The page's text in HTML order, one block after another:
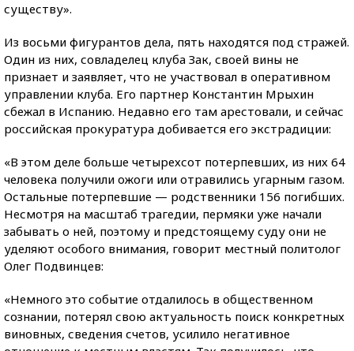
существу».
Из восьми фигурантов дела, пять находятся под стражей.
Один из них, совладелец клуба Зак, своей вины не
признает и заявляет, что не участвовал в оперативном
управлении клуба. Его партнер Константин Мрыхин
сбежал в Испанию. Недавно его там арестовали, и сейчас
российская прокуратура добивается его экстрадиции:
«В этом деле больше четырехсот потерпевших, из них 64
человека получили ожоги или отравились угарным газом.
Остальные потерпевшие — родственники 156 погибших.
Несмотря на масштаб трагедии, пермяки уже начали
забывать о ней, поэтому и предстоящему суду они не
уделяют особого внимания, говорит местный политолог
Олег Подвинцев:
«Немного это событие отдалилось в общественном
сознании, потерял свою актуальность поиск конкретных
виновных, сведения счетов, усилило негативное